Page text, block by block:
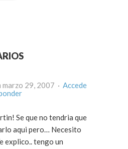
David en marzo 29, 2007 · Accede
Se que no tendria que
aqui pero… Necesito
explico.. tengo un